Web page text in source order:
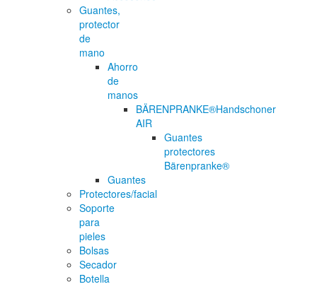
Guantes,
protector
de
mano
Ahorro
de
manos
BÄRENPRANKE®Handschoner
AIR
Guantes
protectores
Bärenpranke®
Guantes
Protectores/facial
Soporte
para
pieles
Bolsas
Secador
Botella